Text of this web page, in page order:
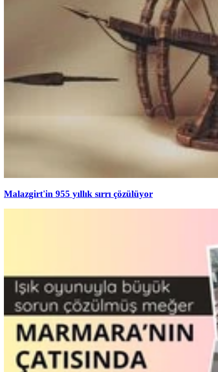
Malazgirt'in 955 yıllık sırrı çözülüyor